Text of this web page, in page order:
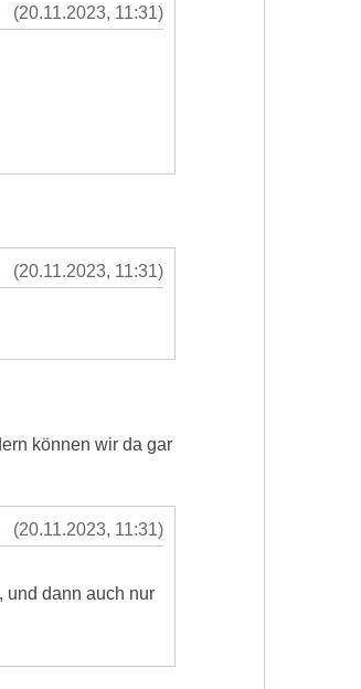
(20.11.2023, 11:31)
(20.11.2023, 11:31)
können wir da gar
(20.11.2023, 11:31)
und dann auch nur